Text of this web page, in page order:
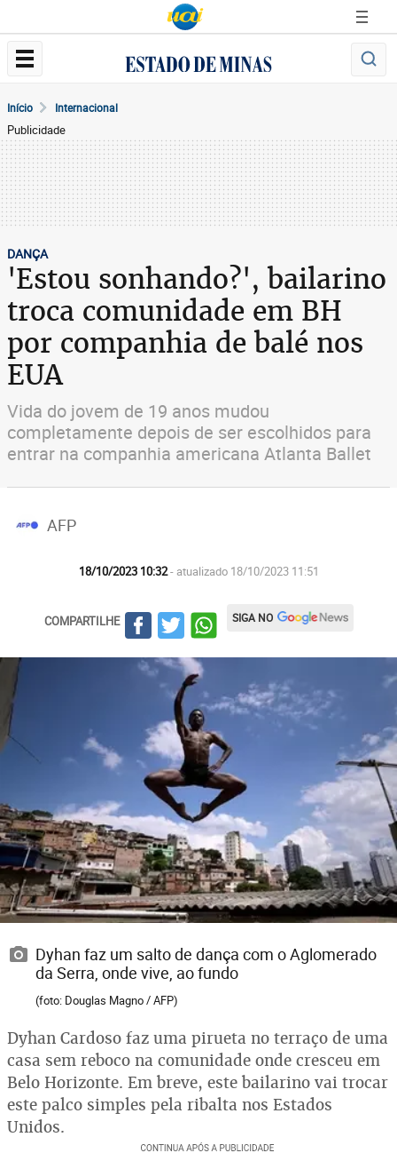
Início Internacional
Publicidade
DANÇA
'Estou sonhando?', bailarino
troca comunidade em BH
por companhia de balé nos
EUA
Vida do jovem de 19 anos mudou
completamente depois de ser escolhidos para
entrar na companhia americana Atlanta Ballet
AFP
18/10/2023 10:32- atualizado 18/10/2023 11:51
COMPARTILHE SIGA NO
Dyhan faz um salto de dança com o Aglomerado
da Serra, onde vive, ao fundo
(foto: Douglas Magno / AFP)
Dyhan Cardoso faz uma pirueta no terraço de uma
casa sem reboco na comunidade onde cresceu em
Belo Horizonte. Em breve, este bailarino vai trocar
este palco simples pela ribalta nos Estados
Unidos.